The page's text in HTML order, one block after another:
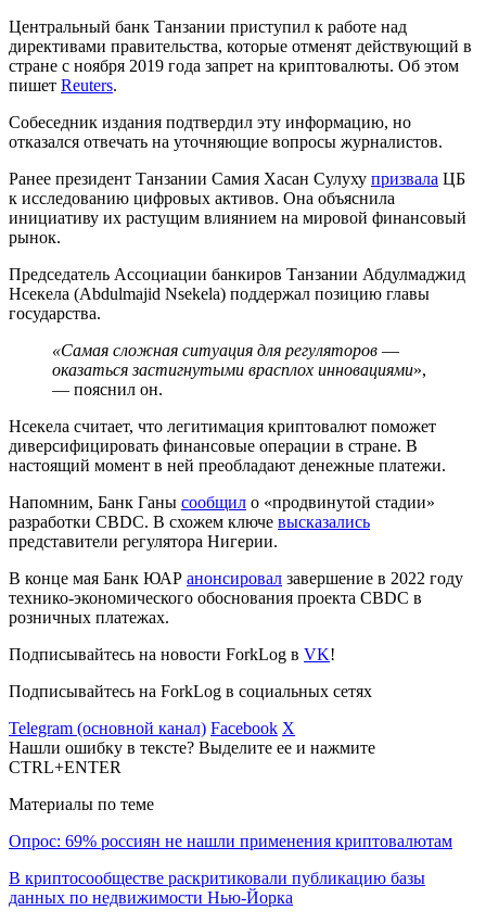
Центральный банк Танзании приступил к работе над
директивами правительства, которые отменят действующий в
стране с ноября 2019 года запрет на криптовалюты. Об этом
пишет Reuters.
Собеседник издания подтвердил эту информацию, но
отказался отвечать на уточняющие вопросы журналистов.
Ранее президент Танзании Самия Хасан Сулуху призвала ЦБ
к исследованию цифровых активов. Она объяснила
инициативу их растущим влиянием на мировой финансовый
рынок.
Председатель Ассоциации банкиров Танзании Абдулмаджид
Нсекела (Abdulmajid Nsekela) поддержал позицию главы
государства.
«Самая сложная ситуация для регуляторов —
оказаться застигнутыми врасплох инновациями»,
— пояснил он.
Нсекела считает, что легитимация криптовалют поможет
диверсифицировать финансовые операции в стране. В
настоящий момент в ней преобладают денежные платежи.
Напомним, Банк Ганы сообщил о «продвинутой стадии»
разработки CBDC. В схожем ключе высказались
представители регулятора Нигерии.
В конце мая Банк ЮАР анонсировал завершение в 2022 году
технико-экономического обоснования проекта CBDC в
розничных платежах.
Подписывайтесь на новости ForkLog в VK!
Подписывайтесь на ForkLog в социальных сетях
Telegram (основной канал) Facebook X
Нашли ошибку в тексте? Выделите ее и нажмите
CTRL+ENTER
Материалы по теме
Опрос: 69% россиян не нашли применения криптовалютам
В криптосообществе раскритиковали публикацию базы
данных по недвижимости Нью-Йорка